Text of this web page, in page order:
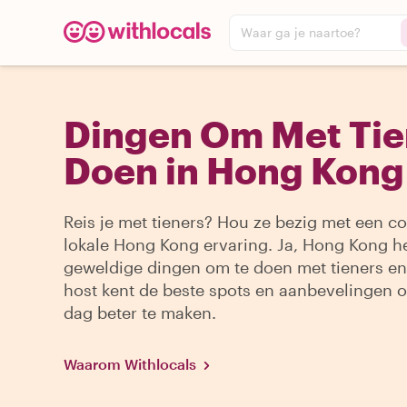
Waar ga je naartoe?
Dingen Om Met
Doen in Hong Kong
Reis je met tieners? Hou ze bezig met een
lokale Hong Kong ervaring. Ja, Hong Kong
geweldige dingen om te doen met tieners
host kent de beste spots en aanbevelingen
dag beter te maken.
Waarom Withlocals